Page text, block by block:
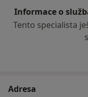
Informace o
Tento specialista
Adresa